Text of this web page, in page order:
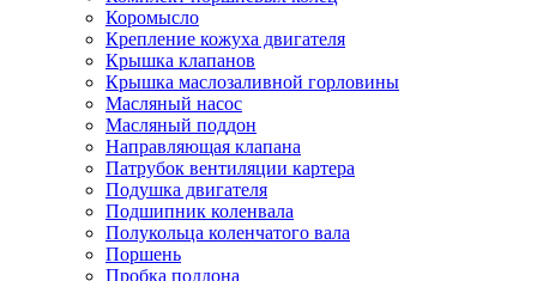
Коромысло
Крепление кожуха двигателя
Крышка клапанов
Крышка маслозаливной горловины
Масляный насос
Масляный поддон
Направляющая клапана
Патрубок вентиляции картера
Подушка двигателя
Подшипник коленвала
Полукольца коленчатого вала
Поршень
Пробка поддона